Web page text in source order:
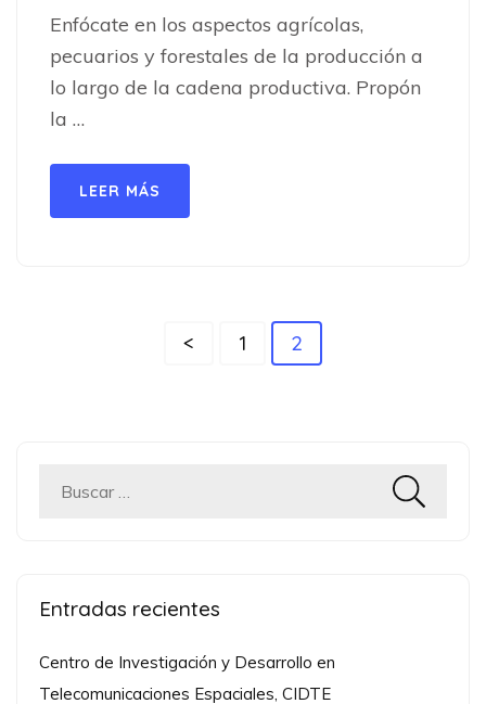
Enfócate en los aspectos agrícolas,
pecuarios y forestales de la producción a
lo largo de la cadena productiva. Propón
la …
LEER MÁS
< Página
1 Página
2
Buscar:
Entradas recientes
Centro de Investigación y Desarrollo en
Telecomunicaciones Espaciales, CIDTE